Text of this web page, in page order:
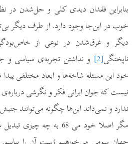
بنابراین فقدان دیدی کلی و حل‌شدن در
خوب در این‌جا وجود دارد. از طرف دیگر
دیگر و غرق‌شدن در نوعی از
ناپختگی[2]
و نداشتن تجربه‌ی سیاسی و
خود این مسئله شاخه‌ها و ابعاد مختلفی
نیست که جوان ایرانی فکر و نگرشی
ندارد و نمی‌داند این‌ها چگونه می‌توانند
مگر اصلا خود می 68 به